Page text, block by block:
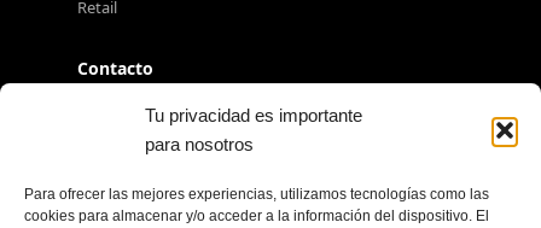
Tu privacidad es importante
para nosotros
Para ofrecer las mejores experiencias, utilizamos tecnologías como las
cookies para almacenar y/o acceder a la información del dispositivo. El
Retail
Contacto
+34 917 080 550
info@excelia.com
Paseo del Club Deportivo, Parque Empresarial La
Finca, 1, Edificio 11, 28223 Madrid